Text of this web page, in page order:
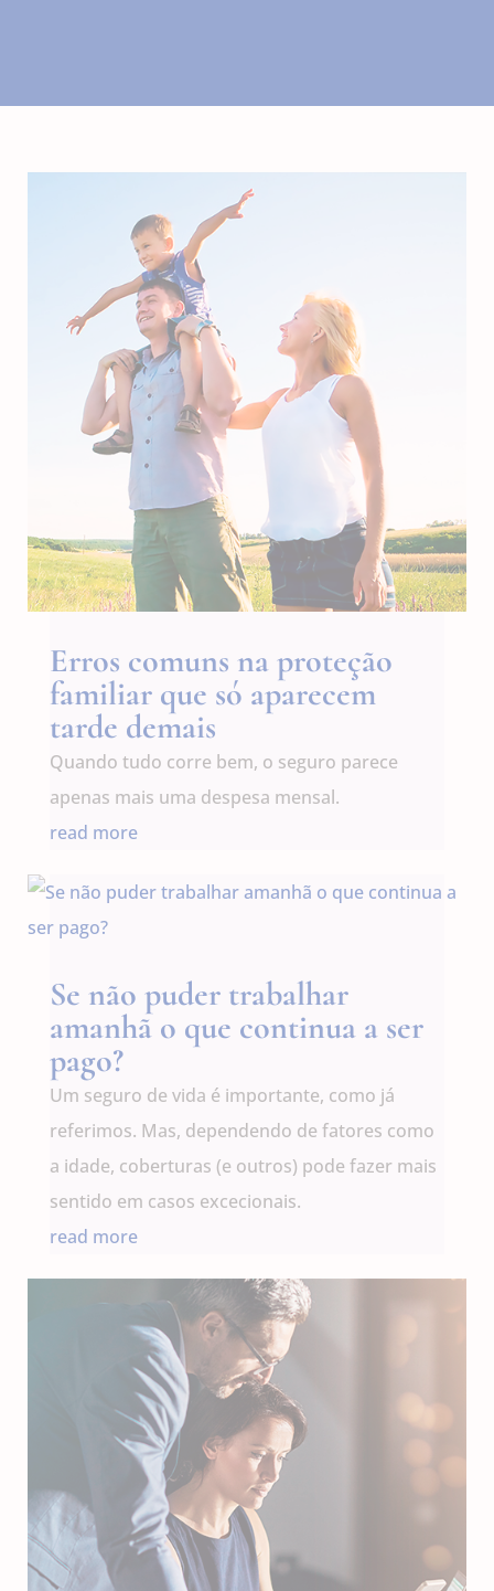
Erros comuns na proteção
familiar que só aparecem
tarde demais
Quando tudo corre bem, o seguro parece
apenas mais uma despesa mensal.
read more
Se não puder trabalhar
amanhã o que continua a ser
pago?
Um seguro de vida é importante, como já
referimos. Mas, dependendo de fatores como
a idade, coberturas (e outros) pode fazer mais
sentido em casos excecionais.
read more